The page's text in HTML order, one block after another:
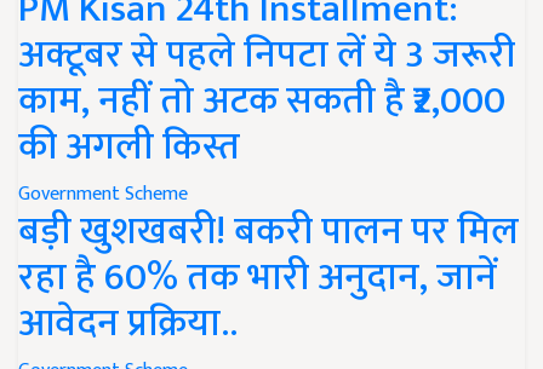
अक्टूबर से पहले निपटा लें ये 3 जरूरी
काम, नहीं तो अटक सकती है ₹2,000
की अगली किस्त
Government Scheme
बड़ी खुशखबरी! बकरी पालन पर मिल
रहा है 60% तक भारी अनुदान, जानें
आवेदन प्रक्रिया..